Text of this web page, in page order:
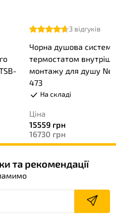
3 відгуків
Чорна душова
термостатом
монтажу для душу
473
На складі
Ціна
15559 грн
16730 грн
та рекомендації